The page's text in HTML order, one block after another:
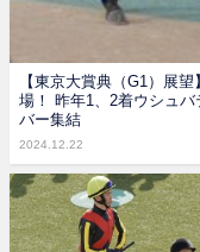
【東京大賞典（G1）展
場！ 昨年1、2着ウシュ
バー集結
2024.12.22